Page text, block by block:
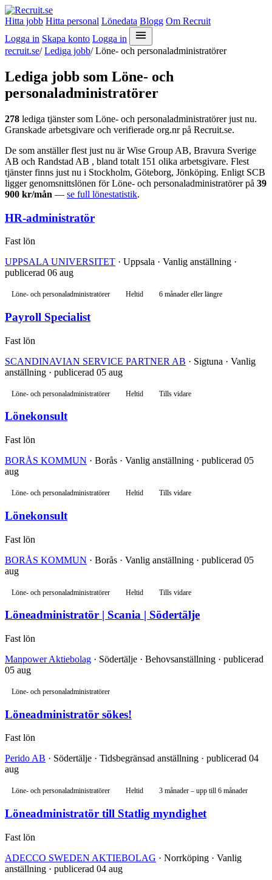
Hitta jobb Hitta personal Lönedata Blogg Om Recruit
Logga in Skapa konto Logga in
recruit.se/ Lediga jobb/ Löne- och personaladministratörer
Lediga jobb som Löne- och
personaladministratörer
278 lediga tjänster som Löne- och personaladministratörer just nu.
Granskade arbetsgivare och verifierade org.nr på Recruit.se.
De som anställer flest just nu är Wise Group AB, Bravura Sverige
AB och Randstad AB , bland totalt 151 olika arbetsgivare. Flest
tjänster finns just nu i Stockholm, Göteborg, Jönköping. Enligt SCB
ligger genomsnittslönen för Löne- och personaladministratörer på 39
900 kr/mån — se full lönestatistik.
HR-administratör
Fast lön
UPPSALA UNIVERSITET · Uppsala · Vanlig anställning ·
publicerad 06 aug
Löne- och personaladministratörer Heltid 6 månader eller längre
Payroll Specialist
Fast lön
SCANDINAVIAN SERVICE PARTNER AB · Sigtuna · Vanlig
anställning · publicerad 05 aug
Löne- och personaladministratörer Heltid Tills vidare
Lönekonsult
Fast lön
BORÅS KOMMUN · Borås · Vanlig anställning · publicerad 05
aug
Löne- och personaladministratörer Heltid Tills vidare
Lönekonsult
Fast lön
BORÅS KOMMUN · Borås · Vanlig anställning · publicerad 05
aug
Löne- och personaladministratörer Heltid Tills vidare
Löneadministratör | Scania | Södertälje
Fast lön
Manpower Aktiebolag · Södertälje · Behovsanställning · publicerad
05 aug
Löne- och personaladministratörer
Löneadministratör sökes!
Fast lön
Perido AB · Södertälje · Tidsbegränsad anställning · publicerad 04
aug
Löne- och personaladministratörer Heltid 3 månader – upp till 6 månader
Löneadministratör till Statlig myndighet
Fast lön
ADECCO SWEDEN AKTIEBOLAG · Norrköping · Vanlig
anställning · publicerad 04 aug